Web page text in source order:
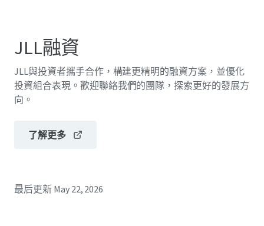
JLL融資
JLL與投資者攜手合作，構建更精明的融資方案，並優化
投資組合表現。歡迎聯絡我們的團隊，探索更好的發展方
向。
了解更多
最后更新 May 22, 2026